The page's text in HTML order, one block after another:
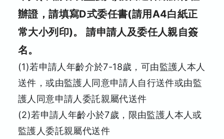
辦證，請填寫D式委任書(請用A4白紙正
常大小列印)。 請申請人及委任人親自簽
名。
(1)若申請人年齡介於7-18歲，可由監護人本人
送件，或由監護人同意申請人自行送件或由監
護人同意申請人委託親屬代送件
(2)若申請人年齡小於7歲，限由監護人本人或
監護人委託親屬代送件